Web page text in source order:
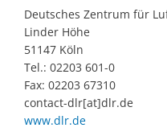
Deutsches Zentrum für
Linder Höhe
51147 Köln
Tel.: 02203 601-0
Fax: 02203 67310
contact-dlr[at]dlr.de
www.dlr.de